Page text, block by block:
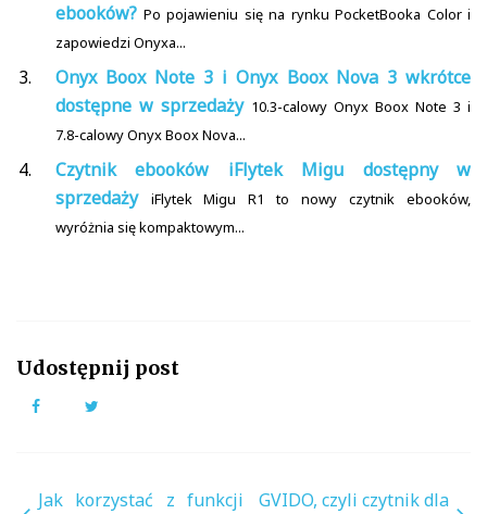
ebooków? Po pojawieniu się na rynku PocketBooka Color i
zapowiedzi Onyxa...
Onyx Boox Note 3 i Onyx Boox Nova 3 wkrótce
dostępne w sprzedaży 10.3-calowy Onyx Boox Note 3 i
7.8-calowy Onyx Boox Nova...
Czytnik ebooków iFlytek Migu dostępny w
sprzedaży
iFlytek Migu R1 to nowy czytnik ebooków,
wyróżnia się kompaktowym...
Udostępnij post
Facebook
Nawigacja
Jak korzystać z funkcji
GVIDO, czyli czytnik dla